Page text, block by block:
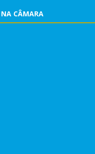
NA CÂMARA